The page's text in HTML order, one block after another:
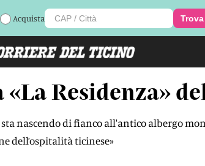
Acquista
Residenza»
nascendo di fianco all'antico albergo
dell’ospitalità ticinese»